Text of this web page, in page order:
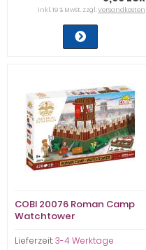
inkl. 19 % MwSt. zzgl.Versandkosten
COBI 20076 Roman Camp
Watchtower
Lieferzeit:3-4 Werktage